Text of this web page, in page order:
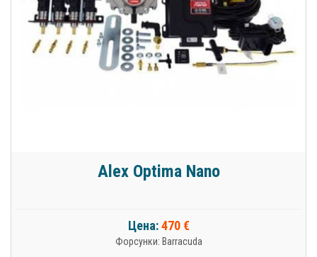
Alex Optima Nano
Цена:470 €
Форсунки: Barracuda